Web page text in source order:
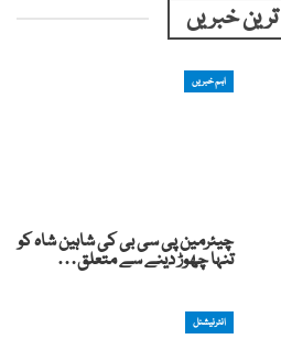
ترین خبریں
اہم خبریں
چیئرمین پی سی بی کی شاہین شاہ کو
تنہا چھوڑ دینے سے متعلق…
انٹرنیشنل